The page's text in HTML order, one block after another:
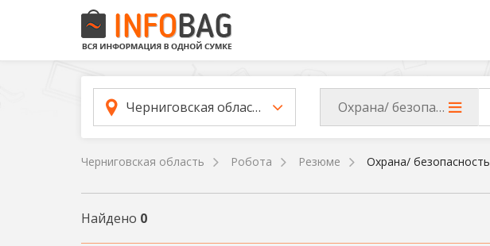
Черниговская область Охрана/ безопасность
Черниговская область Робота Резюме Охрана/ безопасность
Найдено 0